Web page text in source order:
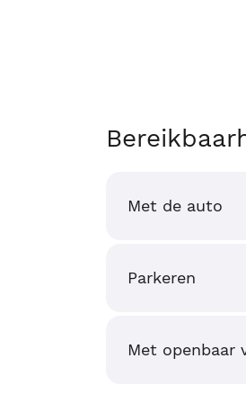
Met de auto
Parkeren
Met openbaar